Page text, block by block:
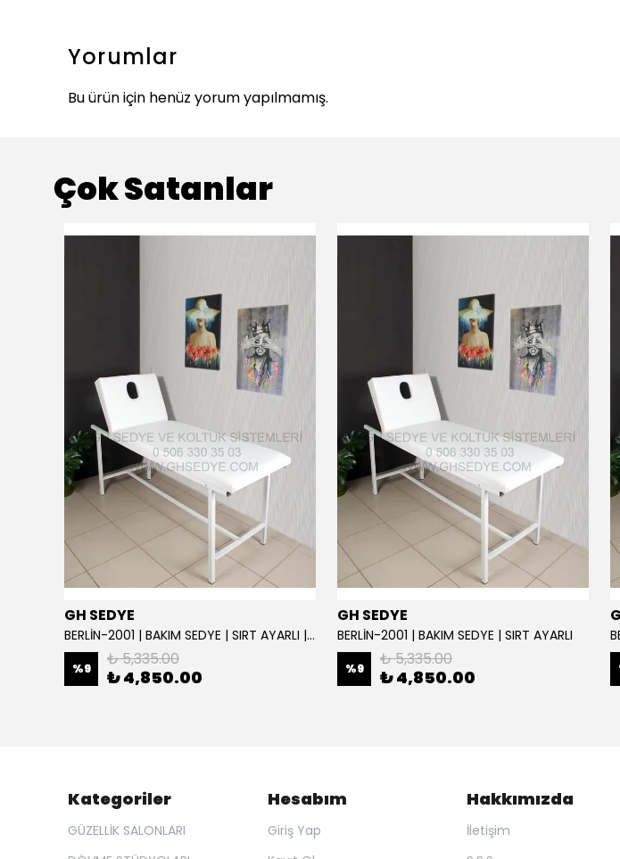
Yorumlar
Bu ürün için henüz yorum yapılmamış.
Çok Satanlar
GH SEDYE
BERLİN-2001 | BAKIM SEDYE | SIRT AYARLI | BEYAZ
%9 ₺ 5,335.00
₺ 4,850.00
GH SEDYE
BERLİN-2001 | BAKIM SEDYE | SIRT AYARLI
%9 ₺ 5,335.00
₺ 4,850.00
Kategoriler
GÜZELLİK SALONLARI
Hesabım
Giriş Yap
Hakkımızda
İletişim